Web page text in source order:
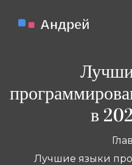
в
Лучшие языки